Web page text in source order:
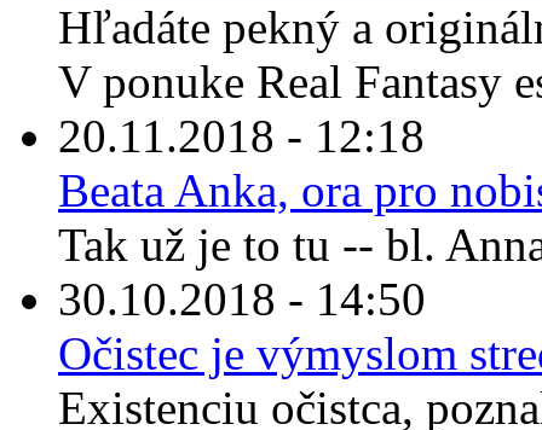
Hľadáte pekný a
V ponuke Real Fantasy
20.11.2018 - 12:18
Beata Anka, ora pro
Tak už je to tu -- bl.
30.10.2018 - 14:50
Očistec je výmyslom
Existenciu očistca,